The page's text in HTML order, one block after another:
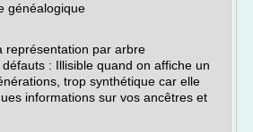
généalogique
représentation par arbre
: Illisible quand on affiche un
trop synthétique car elle
informations sur vos ancêtres et